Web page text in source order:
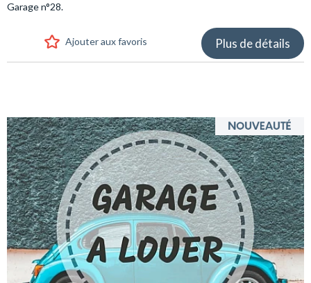
Garage n°28.
Ajouter aux favoris Plus de détails